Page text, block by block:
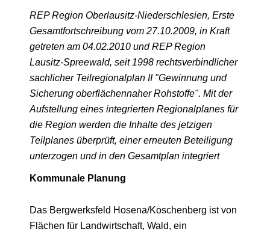
REP Region Oberlausitz-Niederschlesien, Erste
Gesamtfortschreibung vom 27.10.2009, in Kraft
getreten am 04.02.2010 und REP Region
Lausitz-Spreewald, seit 1998 rechtsverbindlicher
sachlicher Teilregionalplan II "Gewinnung und
Sicherung oberflächennaher Rohstoffe". Mit der
Aufstellung eines integrierten Regionalplanes für
die Region werden die Inhalte des jetzigen
Teilplanes überprüft, einer erneuten Beteiligung
unterzogen und in den Gesamtplan integriert
Kommunale Planung
Das Bergwerksfeld Hosena/Koschenberg ist von
Flächen für Landwirtschaft, Wald, ein